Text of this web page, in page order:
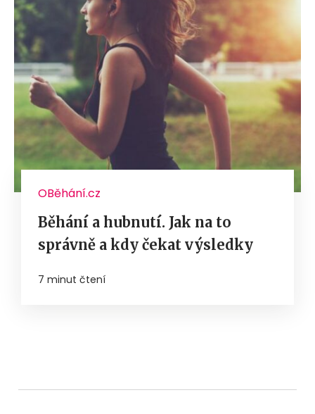
OBěhání.cz
Běhání a hubnutí. Jak na to
správně a kdy čekat výsledky
7 minut čtení